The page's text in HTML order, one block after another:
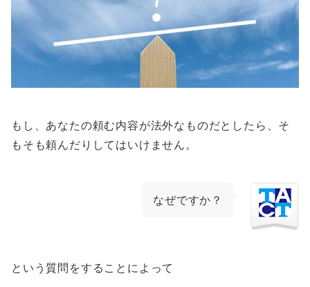
もし、あなたの頼む内容が法外なものだとしたら、そ
もそも頼んだりしてはいけません。
なぜですか？
という質問をすることによって